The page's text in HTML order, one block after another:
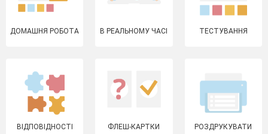
ДОМАШНЯ РОБОТА В РЕАЛЬНОМУ ЧАСІ ТЕСТУВАННЯ
ВІДПОВІДНОСТІ ФЛЕШ-КАРТКИ РОЗДРУКУВАТИ